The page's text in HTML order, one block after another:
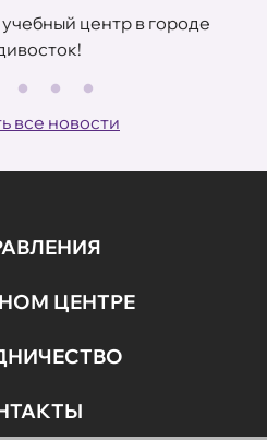
центр в городе
все новости
ЦЕНТРЕ